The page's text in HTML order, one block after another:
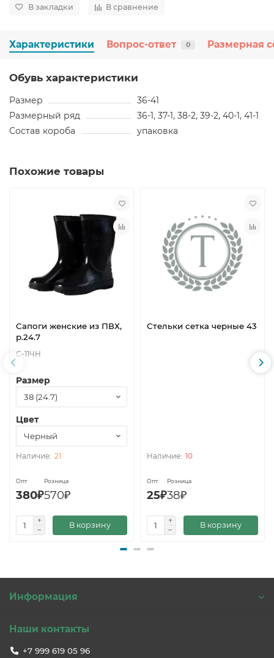
В закладки В сравнение
Характеристики Вопрос-ответ 0 Размерная
Обувь характеристики
Размер
36-41
Размерный ряд
36-1, 37-1, 38-2, 39-2, 40-1, 41-1
Состав короба
упаковка
Похожие товары
Сапоги женские из ПВХ,
р.24.7
С-11ЧН
Размер
Цвет
21
Опт
380₽
Розница
570₽
В корзину
Стельки сетка черные 43
10
Опт
25₽
Розница
38₽
В корзину
Информация
Наши контакты
+7 999 619 05 96